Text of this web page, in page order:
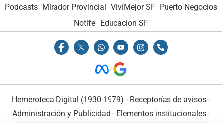
Podcasts Mirador Provincial VivíMejor SF Puerto Negocios
Notife Educacion SF
Hemeroteca Digital (1930-1979) - Receptorías de avisos -
Administración y Publicidad - Elementos institucionales-